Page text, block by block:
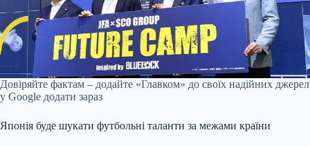
Довіряйте фактам – додайте «Главком» до своїх надійних джерел
у Google додати зараз
Японія буде шукати футбольні таланти за межами країни